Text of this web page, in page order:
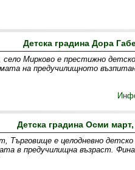
Детска градина Дора
село Мирково е престижно
на предучилищното
Детска градина Осми
Търговище е целодневно детско
в предучилищна възраст.